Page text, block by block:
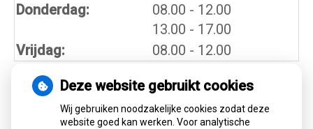
Donderdag:
08.00 tot
- 12.00
13.00 tot
- 17.00
Vrijdag:
08.00 - 12.00
NieuwsDeze website gebruikt cookies
Wij gebruiken noodzakelijke cookies zodat deze
website goed kan werken. Voor analytische